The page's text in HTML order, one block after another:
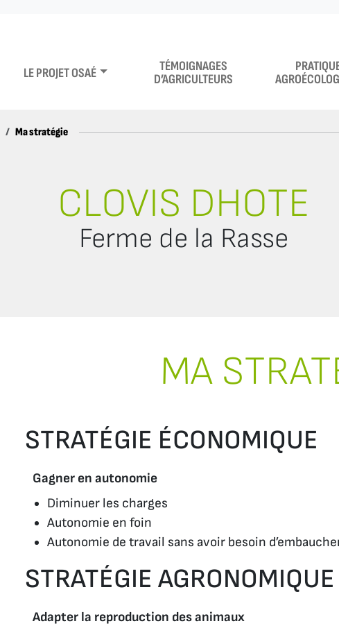
LE PROJET OSAÉ
TÉMOIGNAGES
D’AGRICULTEURS
Ma stratégie
CLOVIS DHOTE
Ferme de la Rasse
MA
STRATÉGIE ÉCONOMIQUE
Gagner en autonomie
Diminuer les charges
Autonomie en foin
Autonomie de travail sans avoir besoin
STRATÉGIE AGRONOMIQUE
Adapter la reproduction des animaux